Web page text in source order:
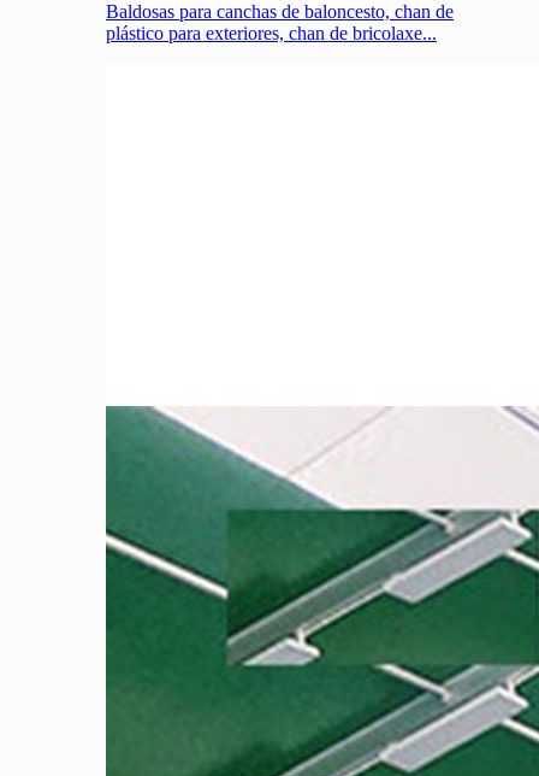
Baldosas para canchas de baloncesto, chan de
plástico para exteriores, chan de bricolaxe...